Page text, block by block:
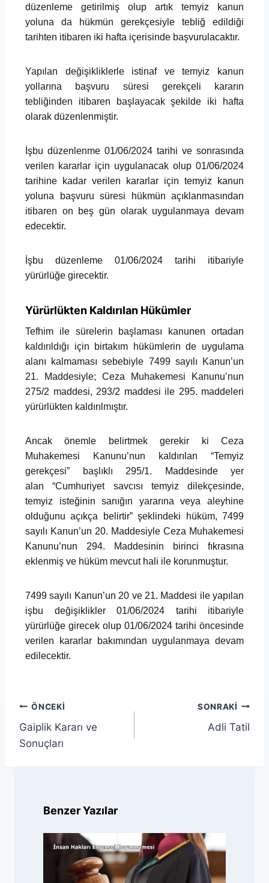
düzenleme getirilmiş olup artık temyiz kanun
yoluna da hükmün gerekçesiyle tebliğ edildiği
tarihten itibaren iki hafta içerisinde başvurulacaktır.
Yapılan değişikliklerle istinaf ve temyiz kanun
yollarına başvuru süresi gerekçeli kararın
tebliğinden itibaren başlayacak şekilde iki hafta
olarak düzenlenmiştir.
İşbu düzenlenme 01/06/2024 tarihi ve sonrasında
verilen kararlar için uygulanacak olup 01/06/2024
tarihine kadar verilen kararlar için temyiz kanun
yoluna başvuru süresi hükmün açıklanmasından
itibaren on beş gün olarak uygulanmaya devam
edecektir.
İşbu düzenleme 01/06/2024 tarihi itibariyle
yürürlüğe girecektir.
Yürürlükten Kaldırılan Hükümler
Tefhim ile sürelerin başlaması kanunen ortadan
kaldırıldığı için birtakım hükümlerin de uygulama
alanı kalmaması sebebiyle 7499 sayılı Kanun’un
21. Maddesiyle; Ceza Muhakemesi Kanunu’nun
275/2 maddesi, 293/2 maddesi ile 295. maddeleri
yürürlükten kaldırılmıştır.
Ancak önemle belirtmek gerekir ki Ceza
Muhakemesi Kanunu’nun kaldırılan “Temyiz
gerekçesi” başlıklı 295/1. Maddesinde yer
alan “Cumhuriyet savcısı temyiz dilekçesinde,
temyiz isteğinin sanığın yararına veya aleyhine
olduğunu açıkça belirtir” şeklindeki hüküm, 7499
sayılı Kanun’un 20. Maddesiyle Ceza Muhakemesi
Kanunu’nun 294. Maddesinin birinci fıkrasına
eklenmiş ve hüküm mevcut hali ile korunmuştur.
7499 sayılı Kanun’un 20 ve 21. Maddesi ile yapılan
işbu değişiklikler 01/06/2024 tarihi itibariyle
yürürlüğe girecek olup 01/06/2024 tarihi öncesinde
verilen kararlar bakımından uygulanmaya devam
edilecektir.
ÖNCEKI
Gaiplik Kararı ve
Sonuçları
SONRAKI
Adli Tatil
Benzer Yazılar